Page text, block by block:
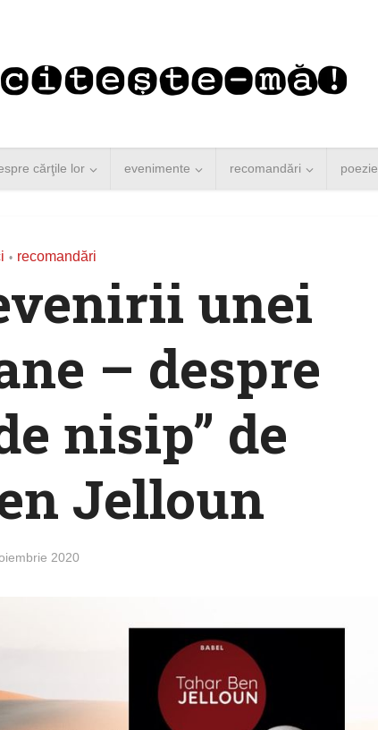
cărţile lor evenimente recomandări poezie
• recomandări
unei
– despre
nisip” de
Jelloun
2020